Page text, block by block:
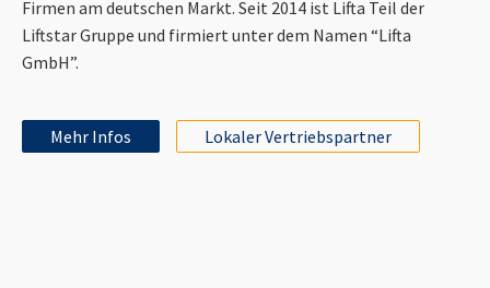
Firmen am deutschen Markt. Seit 2014 ist Lifta Teil der
Liftstar Gruppe und firmiert unter dem Namen “Lifta
GmbH”.
Mehr Infos Lokaler Vertriebspartner